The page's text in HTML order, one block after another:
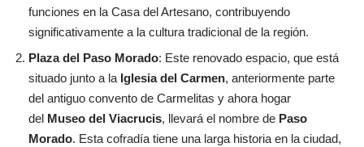
funciones en la Casa del Artesano, contribuyendo
significativamente a la cultura tradicional de la región.
Plaza del Paso Morado: Este renovado espacio, que está
situado junto a la Iglesia del Carmen, anteriormente parte
del antiguo convento de Carmelitas y ahora hogar
del Museo del Viacrucis, llevará el nombre de Paso
Morado. Esta cofradía tiene una larga historia en la ciudad,